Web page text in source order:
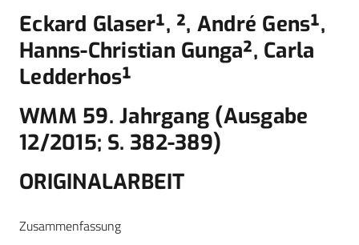
Eckard Glaser¹, ², André Gens¹,
Hanns-Christian Gunga², Carla
Ledderhos¹
WMM 59. Jahrgang (Ausgabe
12/2015; S. 382-389)
ORIGINALARBEIT
Zusammenfassung